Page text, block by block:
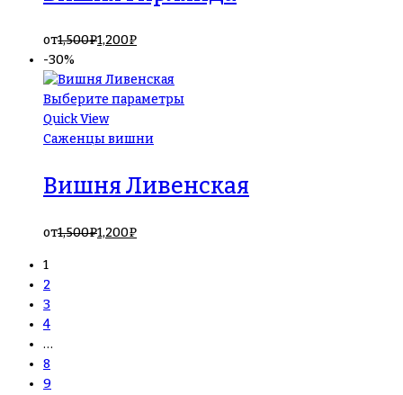
от1,500₽1,200₽
-30%
Выберите параметры
Quick View
Саженцы вишни
Вишня Ливенская
от1,500₽1,200₽
1
2
3
4
…
8
9